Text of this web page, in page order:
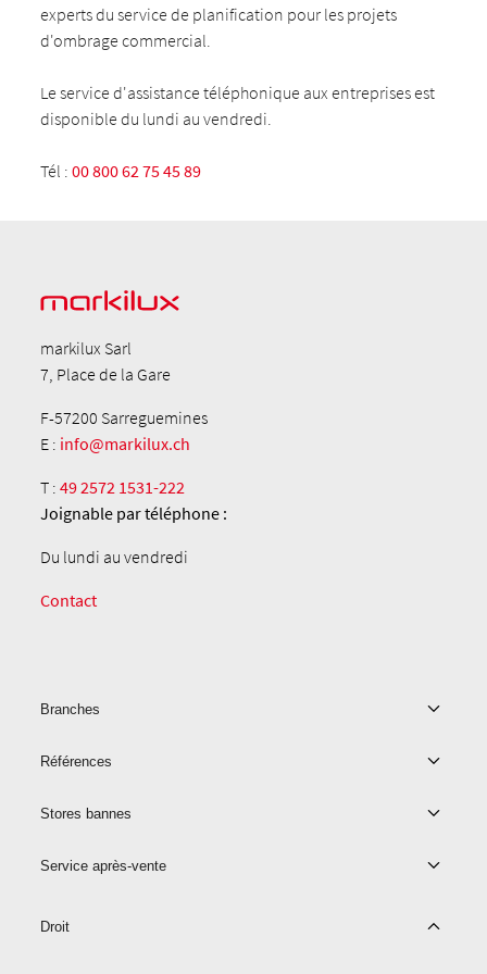
experts du service de planification pour les projets
d'ombrage commercial.
Le service d'assistance téléphonique aux entreprises est
disponible du lundi au vendredi.
Tél :00 800 62 75 45 89
markilux Sarl
7, Place de la Gare
F-57200 Sarreguemines
E : info@markilux.ch
T :49 2572 1531-222
Joignable par téléphone :
Du lundi au vendredi
Contact
Branches
Références
Stores bannes
Service après-vente
Droit